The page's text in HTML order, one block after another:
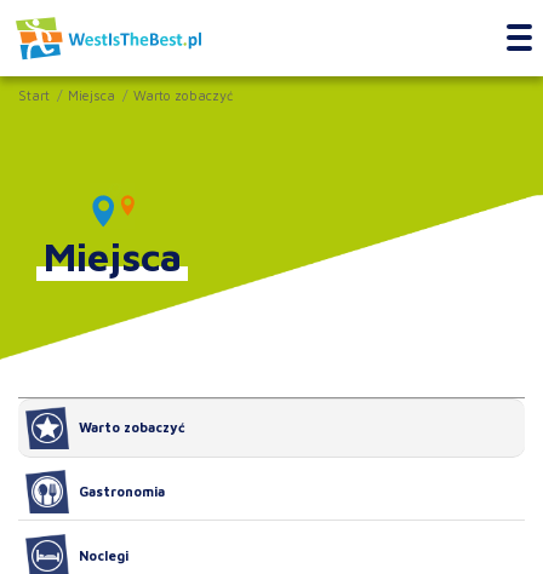
Start Miejsca Warto zobaczyć
Miejsca
Warto zobaczyć
Gastronomia
Noclegi